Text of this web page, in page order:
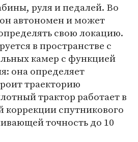
руля и педалей. Во
автономен и может
свою локацию.
в пространстве с
камер с функцией
она определяет
траекторию
трактор работает в
коррекции спутникового
точность до 10